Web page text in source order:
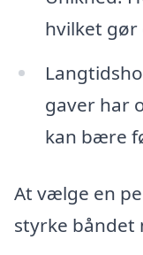
hvilket
gaver har
kan bære
At vælge en
styrke båndet